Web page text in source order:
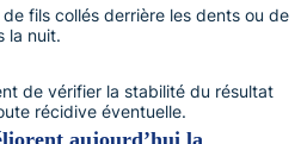
fils collés derrière les dents ou de
la nuit.
de vérifier la stabilité du résultat
récidive éventuelle.
aujourd’hui la